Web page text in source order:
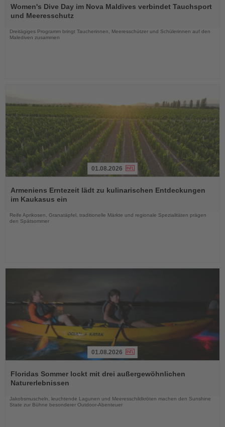
Sie
die
Women's Dive Day im Nova Maldives verbindet Tauchsport
und Meeresschutz
Dreitägiges Programm bringt Taucherinnen, Meeresschützer und Schülerinnen auf den
Malediven zusammen
Sie
die
01.08.2026
Armeniens Erntezeit lädt zu kulinarischen Entdeckungen
im Kaukasus ein
Reife Aprikosen, Granatäpfel, traditionelle Märkte und regionale Spezialitäten prägen
den Spätsommer
Sie
die
01.08.2026
Floridas Sommer lockt mit drei außergewöhnlichen
Naturerlebnissen
Jakobsmuscheln, leuchtende Lagunen und Meeresschildkröten machen den Sunshine
State zur Bühne besonderer Outdoor-Abenteuer